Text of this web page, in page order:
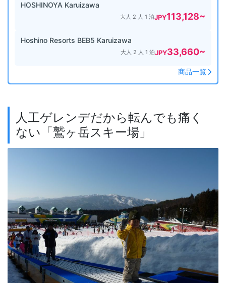
HOSHINOYA Karuizawa
大人 2 人 1 泊JPY113,128~
Hoshino Resorts BEB5 Karuizawa
大人 2 人 1 泊JPY33,660~
商品一覧
人工ゲレンデだから転んでも痛く
ない「鷲ヶ岳スキー場」